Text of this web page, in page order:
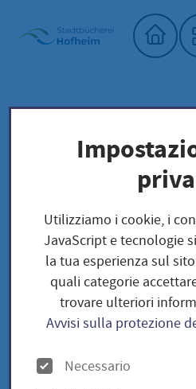
Home"
Biblioteca comunale
Unser Saatgut: Aussaat -
Fruchtgemüse
TOMATEN
Bonner Beste / Solanum
Bonner
Solanum
lycopersicum
Utilizziamo i cookie, i
JavaScript e tecnologie
la tua esperienza sul
quali categorie
trovare ulteriori
Avvisi sulla protezione
O
Necessario